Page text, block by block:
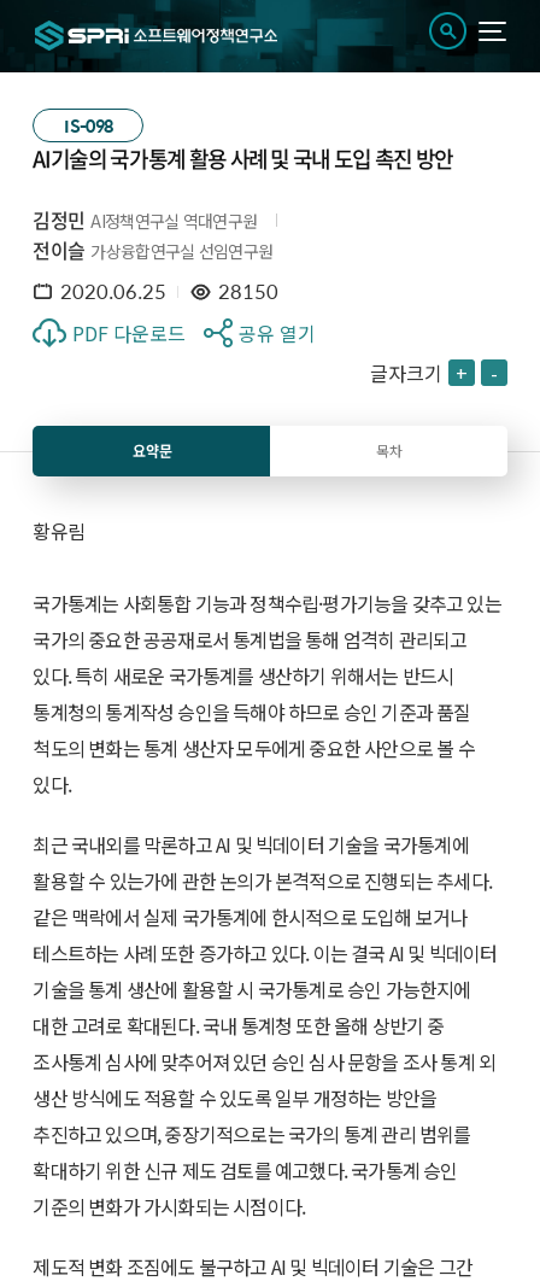
IS-098
AI기술의 국가통계 활용 사례 및 국내 도입 촉진 방안
김정민 AI정책연구실 역대연구원
전이슬 가상융합연구실 선임연구원
2020.06.25 28150
PDF 다운로드
공유 열기
글자크기 + -
요약문 목차
황유림
국가통계는 사회통합 기능과 정책수립·평가기능을 갖추고 있는
국가의 중요한 공공재로서 통계법을 통해 엄격히 관리되고
있다. 특히 새로운 국가통계를 생산하기 위해서는 반드시
통계청의 통계작성 승인을 득해야 하므로 승인 기준과 품질
척도의 변화는 통계 생산자 모두에게 중요한 사안으로 볼 수
있다.
최근 국내외를 막론하고 AI 및 빅데이터 기술을 국가통계에
활용할 수 있는가에 관한 논의가 본격적으로 진행되는 추세다.
같은 맥락에서 실제 국가통계에 한시적으로 도입해 보거나
테스트하는 사례 또한 증가하고 있다. 이는 결국 AI 및 빅데이터
기술을 통계 생산에 활용할 시 국가통계로 승인 가능한지에
대한 고려로 확대된다. 국내 통계청 또한 올해 상반기 중
조사통계 심사에 맞추어져 있던 승인 심사 문항을 조사 통계 외
생산 방식에도 적용할 수 있도록 일부 개정하는 방안을
추진하고 있으며, 중장기적으로는 국가의 통계 관리 범위를
확대하기 위한 신규 제도 검토를 예고했다. 국가통계 승인
기준의 변화가 가시화되는 시점이다.
제도적 변화 조짐에도 불구하고 AI 및 빅데이터 기술은 그간